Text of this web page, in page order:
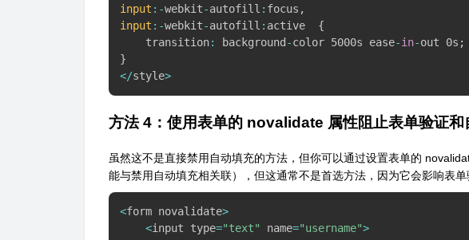
input : -webkit-autofill : focus ,
input : -webkit-autofill : active {
    transition
: background -color 5000s ease-in-out 0s ;
}
</style>
方法 4：使用表单的 novalidate 属性阻止表单验证和
虽然这不是直接禁用自动填充的方法，但你可以通过设置表单的
能与禁用自动填充相关联），但这通常不是首选方法，因为它会影响表单
<form novalidate>
<input type="text" name="username">